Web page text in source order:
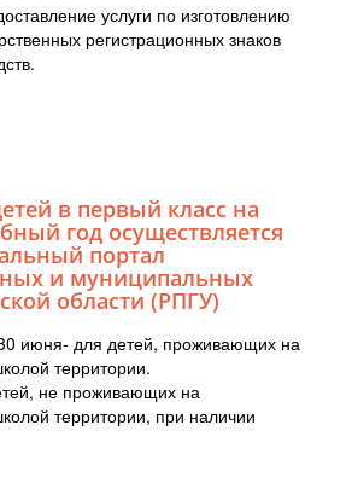
услуги по изготовлению
регистрационных знаков
в первый класс на
год осуществляется
портал
и муниципальных
области (РПГУ)
июня- для детей, проживающих на
территории.
не проживающих на
территории, при наличии